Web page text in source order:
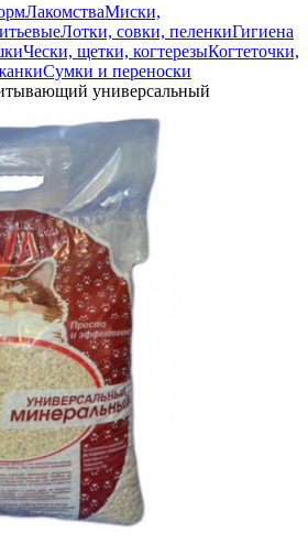
ЛакомстваМиски,
Лотки, совки, пеленкиГигиена
Чески, щетки, когтерезыКогтеточки,
Сумки и переноски
универсальный